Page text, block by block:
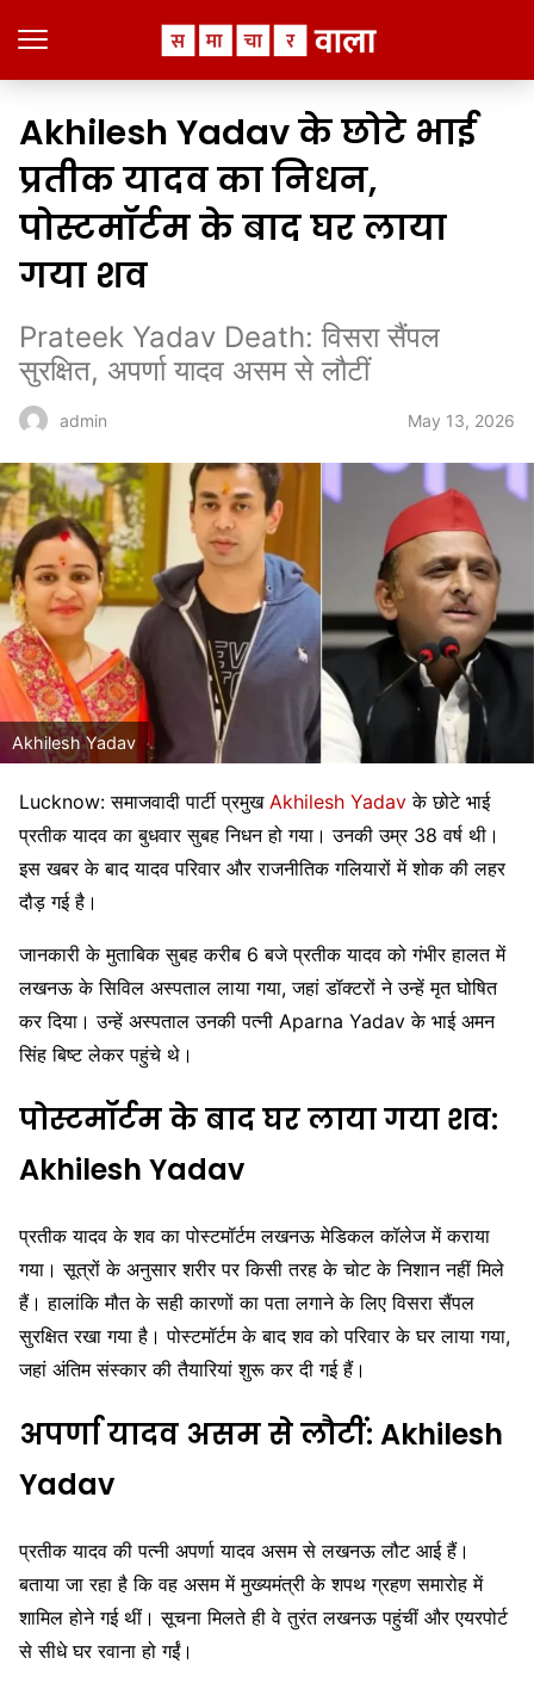
Akhilesh Yadav के छोटे भाई
प्रतीक यादव का निधन,
पोस्टमॉर्टम के बाद घर लाया
गया शव
Prateek Yadav Death: विसरा सैंपल
सुरक्षित, अपर्णा यादव असम से लौटीं
admin May 13, 2026
Akhilesh Yadav
Lucknow: समाजवादी पार्टी प्रमुख Akhilesh Yadav के छोटे भाई
प्रतीक यादव का बुधवार सुबह निधन हो गया। उनकी उम्र 38 वर्ष थी।
इस खबर के बाद यादव परिवार और राजनीतिक गलियारों में शोक की लहर
दौड़ गई है।
जानकारी के मुताबिक सुबह करीब 6 बजे प्रतीक यादव को गंभीर हालत में
लखनऊ के सिविल अस्पताल लाया गया, जहां डॉक्टरों ने उन्हें मृत घोषित
कर दिया। उन्हें अस्पताल उनकी पत्नी Aparna Yadav के भाई अमन
सिंह बिष्ट लेकर पहुंचे थे।
पोस्टमॉर्टम के बाद घर लाया गया शव:
Akhilesh Yadav
प्रतीक यादव के शव का पोस्टमॉर्टम लखनऊ मेडिकल कॉलेज में कराया
गया। सूत्रों के अनुसार शरीर पर किसी तरह के चोट के निशान नहीं मिले
हैं। हालांकि मौत के सही कारणों का पता लगाने के लिए विसरा सैंपल
सुरक्षित रखा गया है। पोस्टमॉर्टम के बाद शव को परिवार के घर लाया गया,
जहां अंतिम संस्कार की तैयारियां शुरू कर दी गई हैं।
अपर्णा यादव असम से लौटीं: Akhilesh
Yadav
प्रतीक यादव की पत्नी अपर्णा यादव असम से लखनऊ लौट आई हैं।
बताया जा रहा है कि वह असम में मुख्यमंत्री के शपथ ग्रहण समारोह में
शामिल होने गई थीं। सूचना मिलते ही वे तुरंत लखनऊ पहुंचीं और एयरपोर्ट
से सीधे घर रवाना हो गईं।